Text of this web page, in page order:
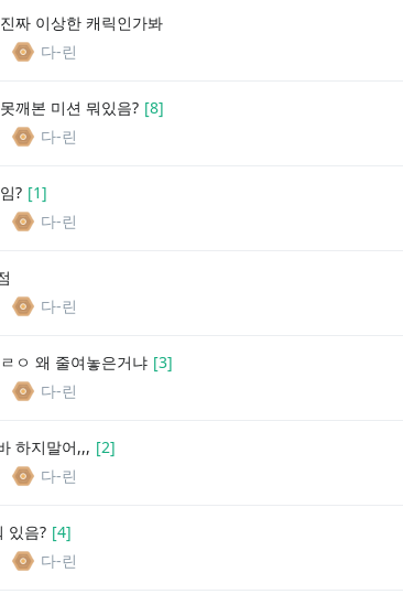
짜 이상한 캐릭인가봐
다-린
깨본 미션 뭐있음? [8]
다-린
? [1]
다-린
다-린
ㅇ 왜 줄여놓은거냐 [3]
다-린
하지말어,,, [2]
다-린
있음? [4]
다-린